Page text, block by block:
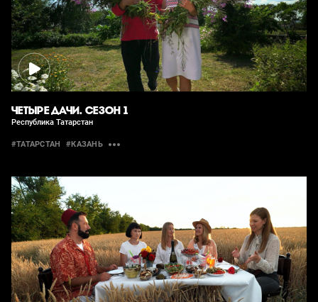
ЧЕТЫРЕ ДАЧИ. СЕЗОН 1
Республика Татарстан
#ТАТАРСТАН #КАЗАНЬ